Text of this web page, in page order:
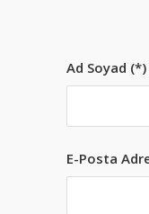
Ad Soyad (*)
E-Posta